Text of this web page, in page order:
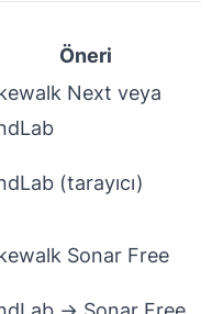
Öneri
Next veya
(tarayıcı)
Sonar Free